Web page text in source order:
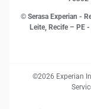
© Serasa Experian -
Leite, Recife – PE
©2026 Experian